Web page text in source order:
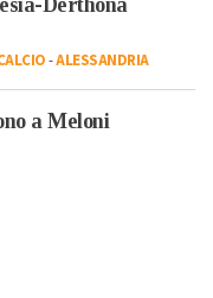
Derthona
-ALESSANDRIA
a Meloni